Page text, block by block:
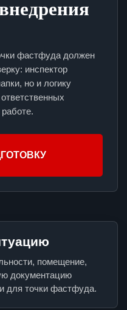
фастфуда должен
инспектор
но и логику
помещение,
документацию
для точки фастфуда.